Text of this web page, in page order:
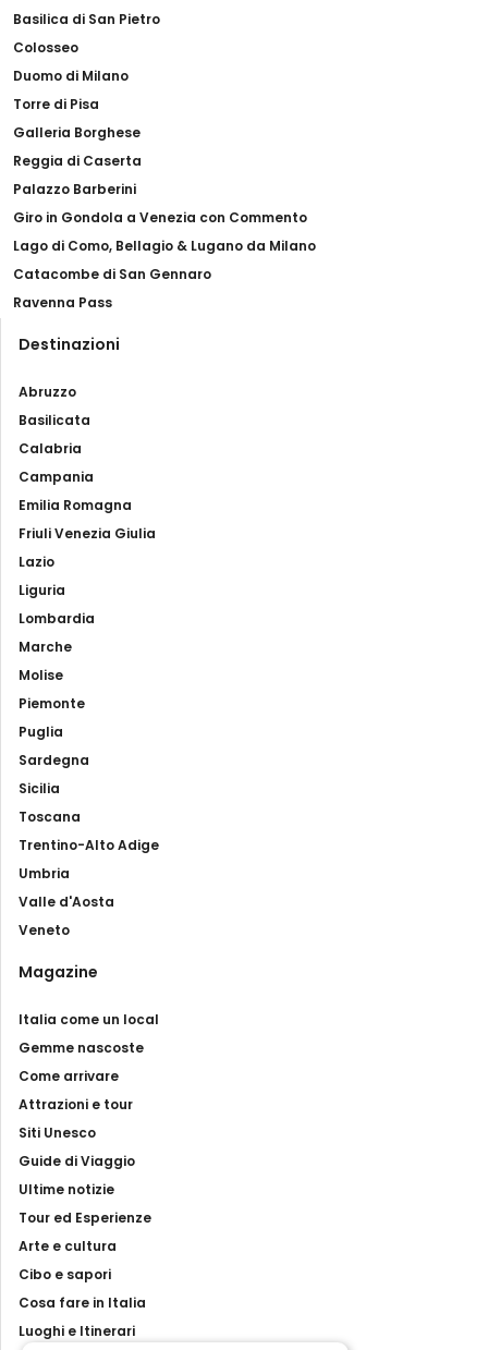
Basilica di San Pietro
Colosseo
Duomo di Milano
Torre di Pisa
Galleria Borghese
Reggia di Caserta
Palazzo Barberini
Giro in Gondola a Venezia con Commento
Lago di Como, Bellagio & Lugano da Milano
Catacombe di San Gennaro
Ravenna Pass
Destinazioni
Abruzzo
Basilicata
Calabria
Campania
Emilia Romagna
Friuli Venezia Giulia
Lazio
Liguria
Lombardia
Marche
Molise
Piemonte
Puglia
Sardegna
Sicilia
Toscana
Trentino-Alto Adige
Umbria
Valle d'Aosta
Veneto
Magazine
Italia come un local
Gemme nascoste
Come arrivare
Attrazioni e tour
Siti Unesco
Guide di Viaggio
Ultime notizie
Tour ed Esperienze
Arte e cultura
Cibo e sapori
Cosa fare in Italia
Luoghi e Itinerari